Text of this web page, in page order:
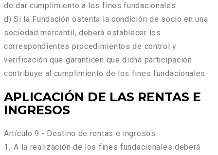
de dar cumplimiento a los fines fundacionales.
d) Si la Fundación ostenta la condición de socio en una
sociedad mercantil, deberá establecer los
correspondientes procedimientos de control y
verificación que garanticen que dicha participación
contribuye al cumplimiento de los fines fundacionales.
APLICACIÓN DE LAS RENTAS E
INGRESOS
Artículo 9.- Destino de rentas e ingresos.
1.-A la realización de los fines fundacionales deberá